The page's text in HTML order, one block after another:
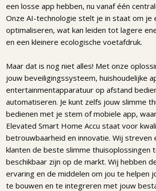
een losse app hebben, nu vanaf één
Onze AI-technologie stelt je in staat om je
optimaliseren, wat kan leiden tot lagere
en een kleinere ecologische voetafdruk.
Maar dat is nog niet alles! Met onze
jouw beveiligingssysteem, huishoudelijke
entertainmentapparatuur op afstand
automatiseren. Je kunt zelfs jouw slimme
bedienen met je stem of mobiele app,
Elevated Smart Home Accu staat voor
betrouwbaarheid en innovatie. Wij streven
klanten de beste slimme thuisoplossingen
beschikbaar zijn op de markt. Wij hebben
ervaring en de middelen om jou te helpen
te bouwen en te integreren met jouw